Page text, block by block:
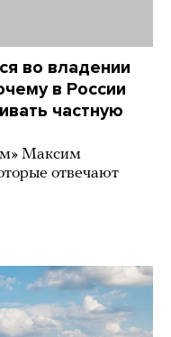
во владении
в России
частную
Максим
отвечают